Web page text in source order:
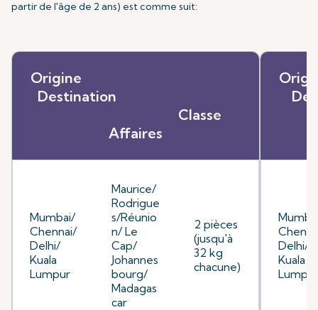
partir de l'âge de 2 ans) est comme suit:
Origine
Destination
Classe
Affaires
Mumbai/
Chennai/
Delhi/
Kuala
Lumpur
Maurice/
Rodrigue
s/Réunio
n/ Le
Cap/
Johannes
bourg/
Madagas
car
2 pièces
(jusqu'à
32 kg
chacune)
Delhi/
Kuala
Lumpur